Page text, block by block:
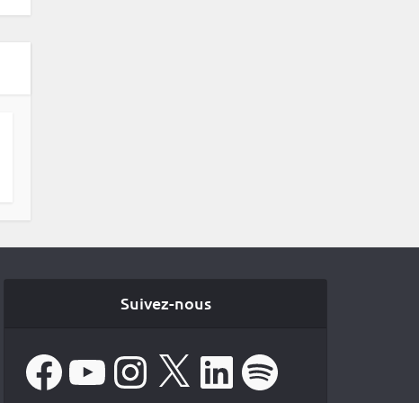
Suivez-nous
FacebookYouTube Instagram
X LinkedIn Spotify